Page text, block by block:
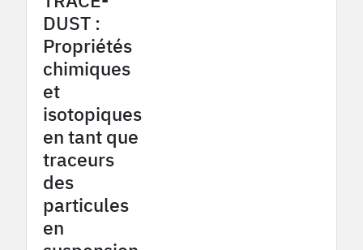
DUST :
Propriétés
chimiques
et
isotopiques
en tant que
traceurs
des
particules
en